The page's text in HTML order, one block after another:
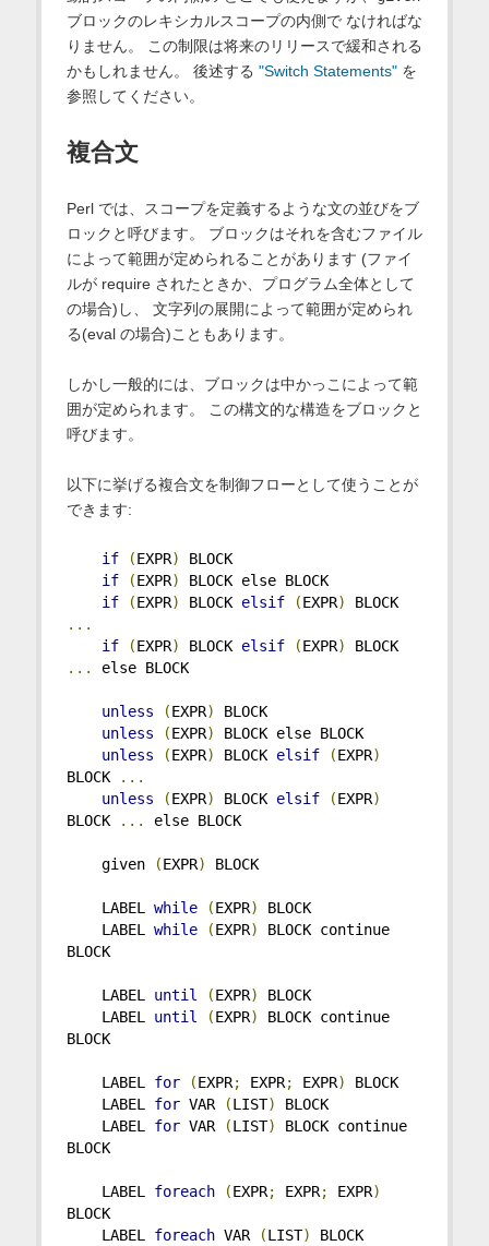
ブロックのレキシカルスコープの内側で なければな
りません。 この制限は将来のリリースで緩和される
かもしれません。 後述する "Switch Statements"を
参照してください。
複合文
Perl では、スコープを定義するような文の並びをブ
ロックと呼びます。 ブロックはそれを含むファイル
によって範囲が定められることがあります (ファイ
ルが require されたときか、プログラム全体として
の場合)し、 文字列の展開によって範囲が定められ
る(eval の場合)こともあります。
しかし一般的には、ブロックは中かっこによって範
囲が定められます。 この構文的な構造をブロックと
呼びます。
以下に挙げる複合文を制御フローとして使うことが
できます:
if (EXPR)
BLOCK
if
(EXPR)
BLOCK else BLOCK
if
(EXPR) BLOCK elsif (EXPR)
BLOCK
...
if
(EXPR) BLOCK elsif (EXPR)
BLOCK
...
else BLOCK
unless (EXPR)
BLOCK
unless
(EXPR)
BLOCK else BLOCK
unless
(EXPR) BLOCK elsif (EXPR)
BLOCK
...
unless
(EXPR) BLOCK elsif (EXPR)
BLOCK
... else BLOCK
given (EXPR) BLOCK
LABEL while (EXPR)
BLOCK
LABEL while (EXPR)
BLOCK continue
BLOCK
LABEL until (EXPR)
BLOCK
LABEL until (EXPR)
BLOCK continue
BLOCK
LABEL for (EXPR; EXPR; EXPR)
BLOCK
LABEL for VAR (LIST)
BLOCK
LABEL for VAR (LIST)
BLOCK continue
BLOCK
LABEL foreach (EXPR; EXPR; EXPR)
BLOCK
LABEL foreach VAR (LIST)
BLOCK